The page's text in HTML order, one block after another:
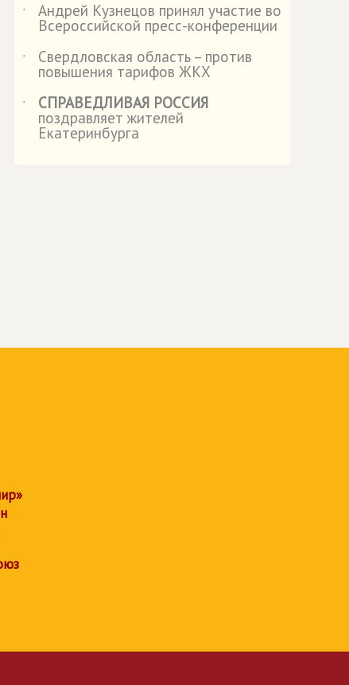
˙
Андрей Кузнецов принял участие во
Всероссийской пресс-конференции
˙
Свердловская область – против
повышения тарифов ЖКХ
˙
СПРАВЕДЛИВАЯ РОССИЯ
поздравляет жителей
Екатеринбурга